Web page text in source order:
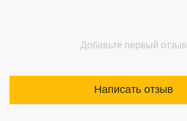
Добавьте первый отзыв
Написать отзыв